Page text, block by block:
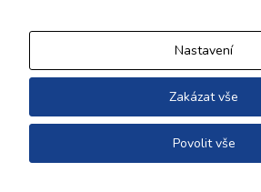
Nastavení
Zakázat vše
Povolit všenebo